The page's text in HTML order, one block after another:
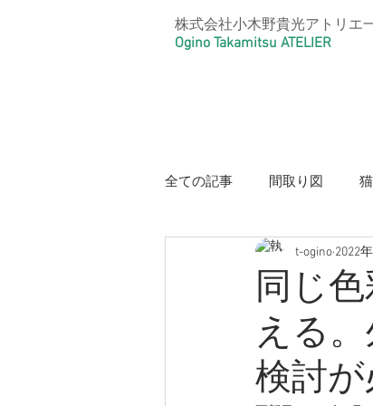
株式会社小木野貴光アトリエ
Ogino Takamitsu ATELIER
全ての記事 間取り図
【光と風のリノベーション
【本と猫の家・好きを大
【リノベーションアパート
同じ
える
検討が
t-ogino 2022